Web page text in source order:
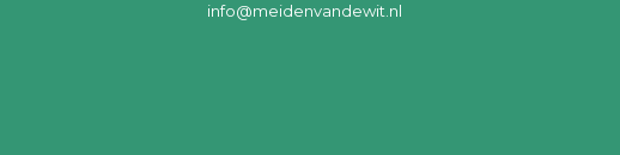
info@meidenvandewit.nl